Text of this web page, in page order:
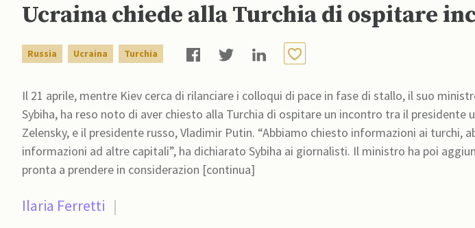
Ucraina chiede alla Turchia di ospitare
Russia Ucraina Turchia
Il 21 aprile, mentre Kiev cerca di rilanciare i colloqui di pace in fase di stallo, il suo
Sybiha, ha reso noto di aver chiesto alla Turchia di ospitare un incontro tra il presidente
Zelensky, e il presidente russo, Vladimir Putin. “Abbiamo chiesto informazioni ai turchi, abbiamo chiesto
informazioni ad altre capitali”, ha dichiarato Sybiha ai giornalisti. Il ministro ha poi
pronta a prendere in considerazion [continua]
Ilaria Ferretti |